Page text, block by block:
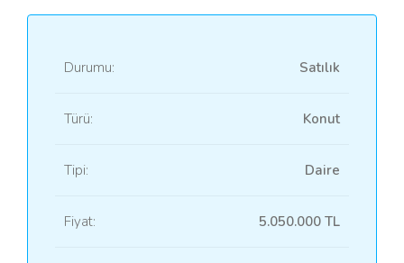
Durumu: Satılık
Türü: Konut
Tipi: Daire
Fiyat: 5.050.000 TL